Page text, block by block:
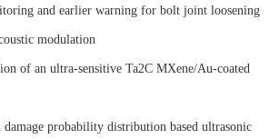
and earlier warning for bolt joint loosening
modulation
of an ultra-sensitive Ta2C MXene/Au-coated
probability distribution based ultrasonic